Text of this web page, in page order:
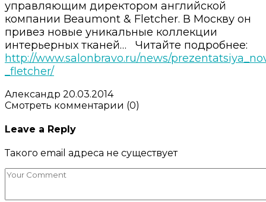
управляющим директором английской
компании Beaumont & Fletcher. В Москву он
привез новые уникальные коллекции
интерьерных тканей… Читайте подробнее:
http://www.salonbravo.ru/news/
_fletcher/
Александр 20.03.2014
Смотреть комментарии (0)
Leave a Reply
Такого email адреса не существует